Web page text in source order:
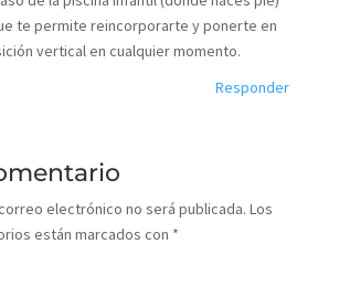
te permite reincorporarte y ponerte en
vertical en cualquier momento.
Responder
electrónico no será publicada. Los
están marcados con *